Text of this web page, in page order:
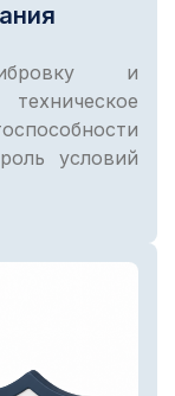
и
условий